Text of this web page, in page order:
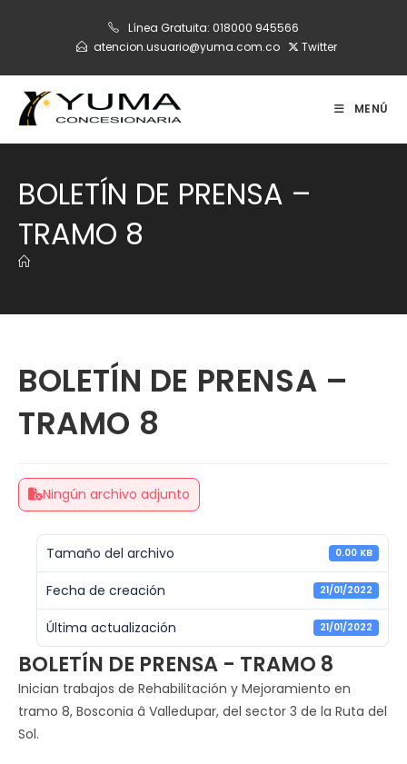
Línea Gratuita: 018000 945566
atencion.usuario@yuma.com.co
Twitter
MENÚ
BOLETÍN DE PRENSA –
TRAMO 8
BOLETÍN DE PRENSA –
TRAMO 8
Ningún archivo adjunto
Tamaño del archivo 0.00 KB
Fecha de creación 21/01/2022
Última actualización 21/01/2022
BOLETÍN DE PRENSA - TRAMO 8
Inician trabajos de Rehabilitación y Mejoramiento en
tramo 8, Bosconia â Valledupar, del sector 3 de la Ruta del
Sol.